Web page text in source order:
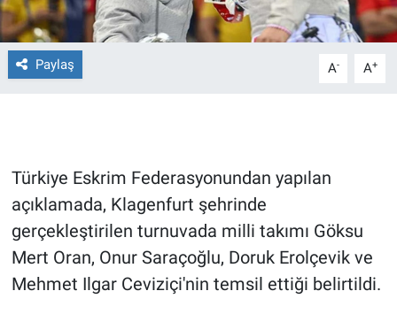
Paylaş A- A+
Türkiye Eskrim Federasyonundan yapılan
açıklamada, Klagenfurt şehrinde
gerçekleştirilen turnuvada milli takımı Göksu
Mert Oran, Onur Saraçoğlu, Doruk Erolçevik ve
Mehmet Ilgar Ceviziçi'nin temsil ettiği belirtildi.
Gerçeğin İzinde
Gün Başlıyor
Gün Ortası
Gündem Özel
Günün görüntüsü